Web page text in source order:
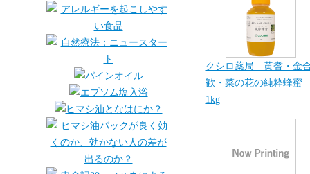
クシロ薬局 黄耆・金
歓・菜の花の純粋蜂
1kg